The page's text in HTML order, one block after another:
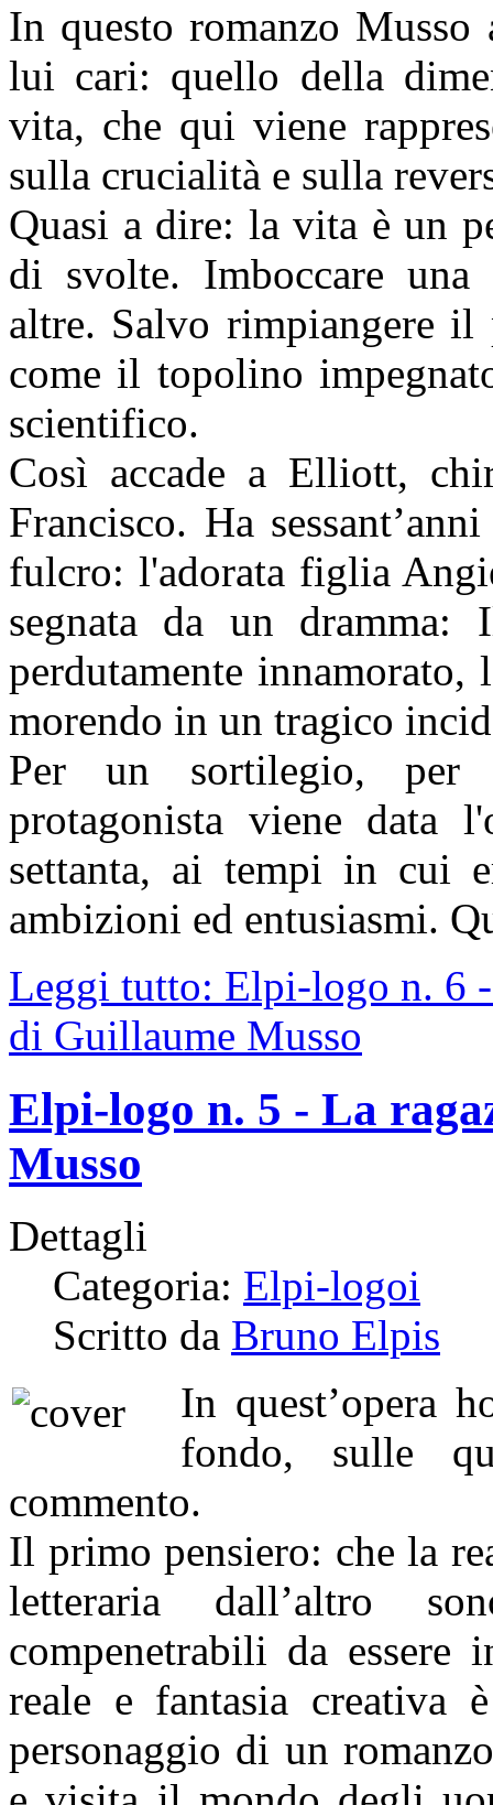
In questo romanzo
lui cari: quello della
vita, che qui viene
sulla crucialità e sulla
Quasi a dire: la vita è un
di svolte. Imboccare una
altre. Salvo rimpiangere il
come il topolino
scientifico.
Così accade a Elliott,
Francisco. Ha
fulcro: l'adorata figlia
segnata da un dramma:
perdutamente
morendo in un tragico
Per un sortilegio, per
protagonista viene data
settanta, ai tempi in cui
ambizioni ed entusiasmi.
Leggi tutto: Elpi-logo n. 6
di Guillaume Musso
Elpi-logo n. 5 - La
Musso
Dettagli
Categoria: Elpi-logoi
Scritto da Bruno Elpis
In quest’opera
fondo, sulle
commento.
Il primo pensiero: che la
letteraria dall’altro
compenetrabili da essere
reale e fantasia creativa
personaggio di un